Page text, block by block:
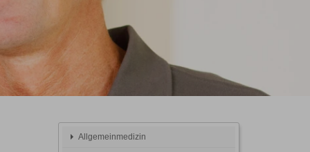
Allgemeinmedizin